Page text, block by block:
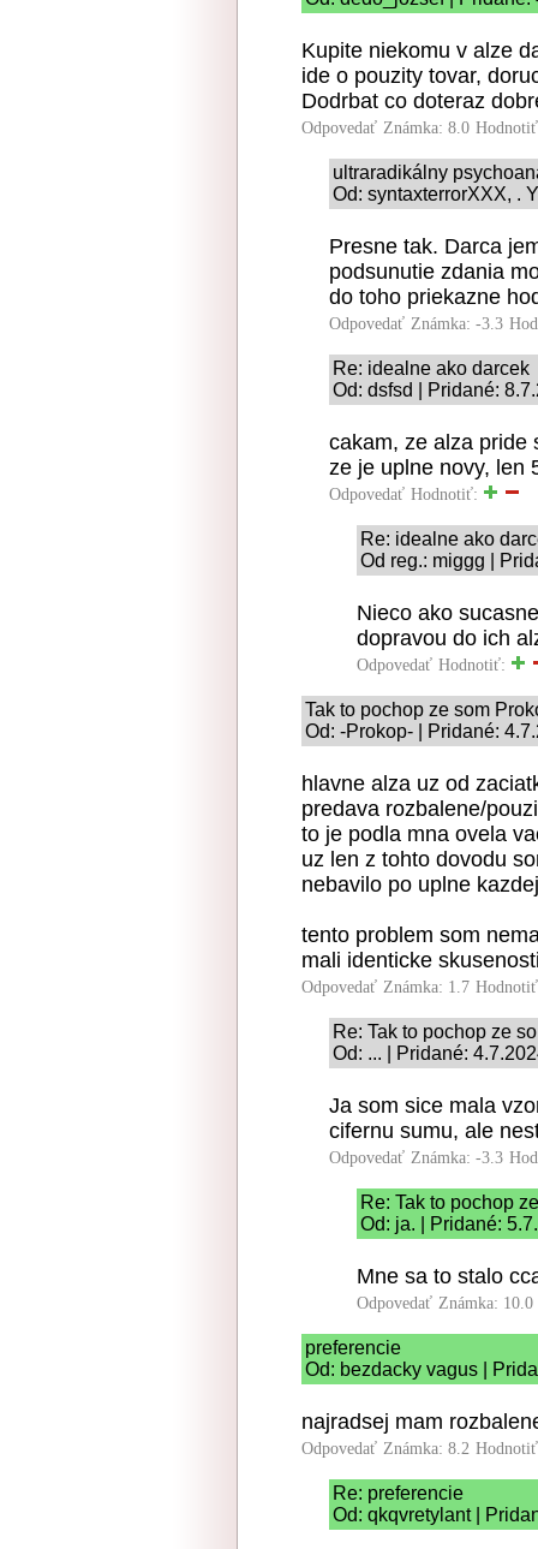
Kupite niekomu v alze
ide o pouzity tovar,
Dodrbat co doteraz
Odpovedať Známka: 8.0
ultraradikálny
Od: syntaxterrorXXX, .
Presne tak. Darca
podsunutie zdania
do toho priekazne
Odpovedať Známka: -3.3
Re: idealne ako darcek
Od: dsfsd | Pridané:
cakam, ze alza pride
ze je uplne novy, len
Odpovedať Hodnotiť:
Re: idealne ako
Od reg.: miggg |
Nieco ako
dopravou do ich
Odpovedať Hodnotiť:
Tak to pochop ze som
Od: -Prokop- | Pridané:
hlavne alza uz od
predava rozbalene/
to je podla mna ovela
uz len z tohto dovodu
nebavilo po uplne
tento problem som
mali identicke
Odpovedať Známka: 1.7
Re: Tak to pochop ze
Od: ... | Pridané:
Ja som sice mala
cifernu sumu, ale
Odpovedať Známka: -3.3
Re: Tak to pochop
Od: ja. | Pridané:
Mne sa to stalo
Odpovedať Známka: 10.0
preferencie
Od: bezdacky vagus |
najradsej mam
Odpovedať Známka: 8.2
Re: preferencie
Od: qkqvretylant |